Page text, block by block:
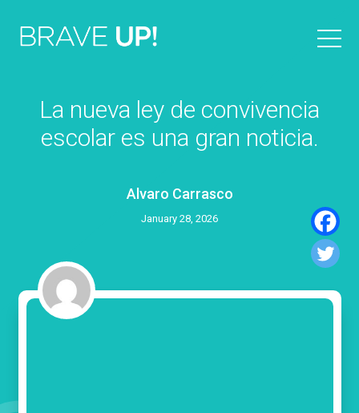
La nueva ley de convivencia
escolar es una gran noticia.
Alvaro Carrasco
January 28, 2026